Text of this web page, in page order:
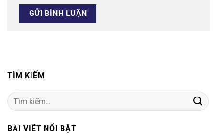
TÌM KIẾM
Tìm
kiếm:
BÀI VIẾT NỔI BẬT